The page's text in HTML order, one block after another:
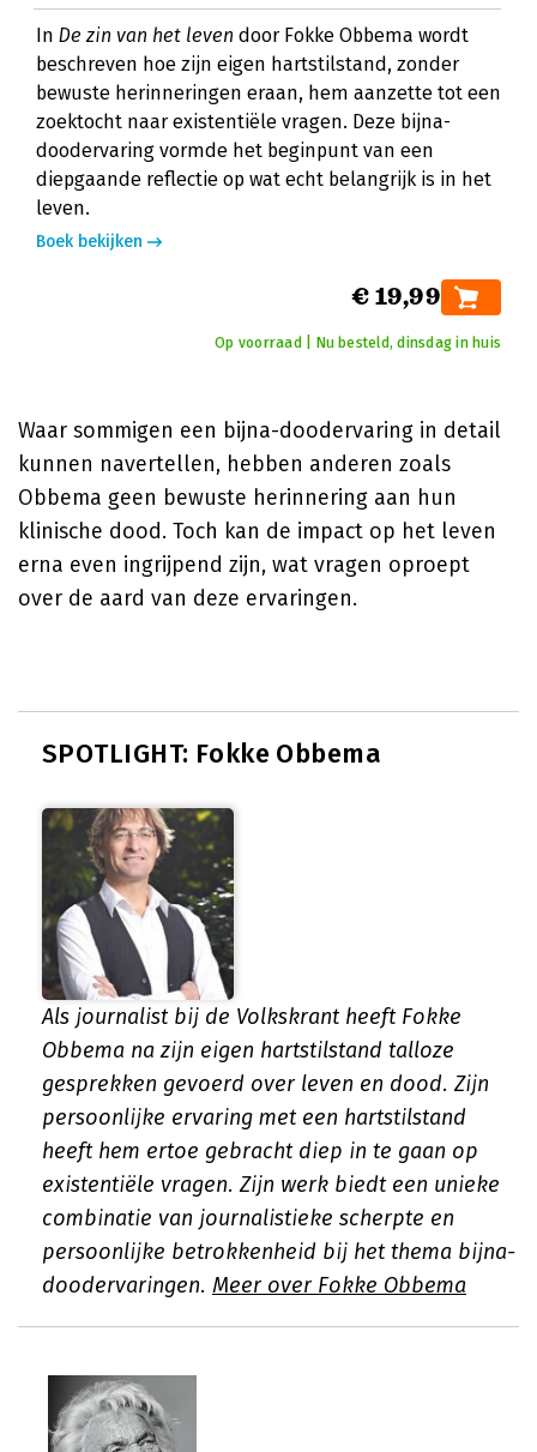
In De zin van het leven door Fokke Obbema wordt
beschreven hoe zijn eigen hartstilstand, zonder
bewuste herinneringen eraan, hem aanzette tot een
zoektocht naar existentiële vragen. Deze bijna-
doodervaring vormde het beginpunt van een
diepgaande reflectie op wat echt belangrijk is in het
leven.
Boek bekijken
€ 19,99
Op voorraad | Nu besteld, dinsdag in huis
Waar sommigen een bijna-doodervaring in detail
kunnen navertellen, hebben anderen zoals
Obbema geen bewuste herinnering aan hun
klinische dood. Toch kan de impact op het leven
erna even ingrijpend zijn, wat vragen oproept
over de aard van deze ervaringen.
SPOTLIGHT: Fokke Obbema
Als journalist bij de Volkskrant heeft Fokke
Obbema na zijn eigen hartstilstand talloze
gesprekken gevoerd over leven en dood. Zijn
persoonlijke ervaring met een hartstilstand
heeft hem ertoe gebracht diep in te gaan op
existentiële vragen. Zijn werk biedt een unieke
combinatie van journalistieke scherpte en
persoonlijke betrokkenheid bij het thema bijna-
doodervaringen. Meer over Fokke Obbema